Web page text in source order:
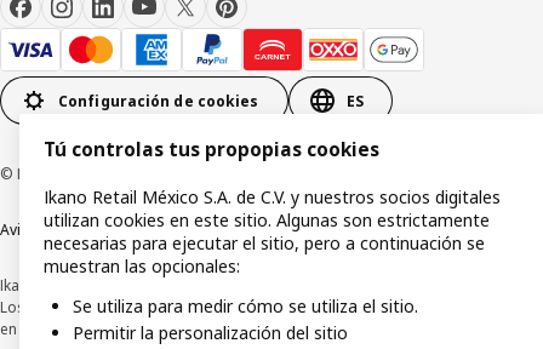
Configuración de cookies ES
© Inter IKEA Systems B.V.1999-2026
Aviso de privacidadPolítica de cookiesTérminos y condiciones de uso
Ikano Retail México, S.A. de C.V.
Los precios publicados en este sitio web, catálogo digital, tiendas, así como
en cualquier otro medio, se encuentran en pesos mexicanos e incluyen IVA.
Tú controlas tus propopias cookies
Ikano Retail México S.A. de C.V. y nuestros socios digitales
utilizan cookies en este sitio. Algunas son estrictamente
necesarias para ejecutar el sitio, pero a continuación se
muestran las opcionales:
Se utiliza para medir cómo se utiliza el sitio.
Permitir la personalización del sitio